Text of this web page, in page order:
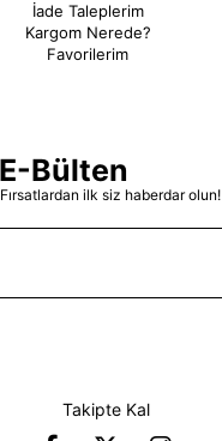
İade Taleplerim
Kargom Nerede?
Favorilerim
E-Bülten
ilk siz haberdar olun!
Takipte Kal